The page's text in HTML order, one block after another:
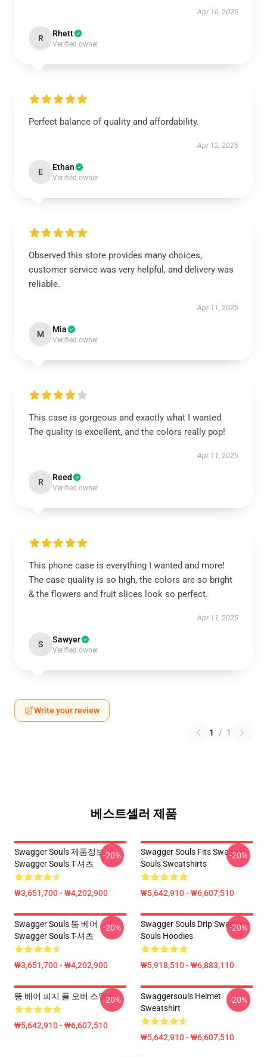
Apr 16, 2025
R Rhett
Verified owner
Perfect balance of quality and affordability.
Apr 12, 2025
E Ethan
Verified owner
Observed this store provides many choices,
customer service was very helpful, and delivery was
reliable.
Apr 11, 2025
M Mia
Verified owner
This case is gorgeous and exactly what I wanted.
The quality is excellent, and the colors really pop!
Apr 11, 2025
R Reed
Verified owner
This phone case is everything I wanted and more!
The case quality is so high, the colors are so bright
& the flowers and fruit slices look so perfect.
Apr 11, 2025
S Sawyer
Verified owner
Write your review
1 / 1
베스트셀러 제품
Swagger Souls 제품정보
Swagger Souls T-셔츠
₩3,651,700 - ₩4,202,900
-20%
Swagger Souls Fits Swagger
Souls Sweatshirts
₩5,642,910 - ₩6,607,510
-20%
Swagger Souls 뚱 베어
Swagger Souls T-셔츠
₩3,651,700 - ₩4,202,900
-20%
Swagger Souls Drip Swagger
Souls Hoodies
₩5,918,510 - ₩6,883,110
-20%
뚱 베어 피지 풀 오버 스웨터
₩5,642,910 - ₩6,607,510
-20%
Swaggersouls Helmet
Sweatshirt
₩5,642,910 - ₩6,607,510
-20%